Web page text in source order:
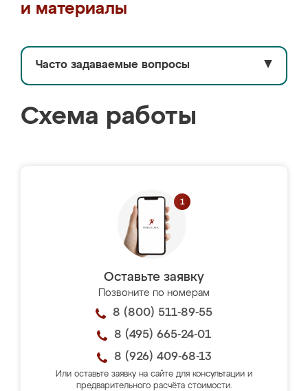
и материалы
Часто задаваемые вопросы ▼
Схема работы
Оставьте заявку
Позвоните по номерам
8 (800) 511-89-55
8 (495) 665-24-01
8 (926) 409-68-13
Или оставьте заявку на сайте для консультации и
предварительного расчёта стоимости.